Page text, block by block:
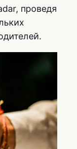
проведя